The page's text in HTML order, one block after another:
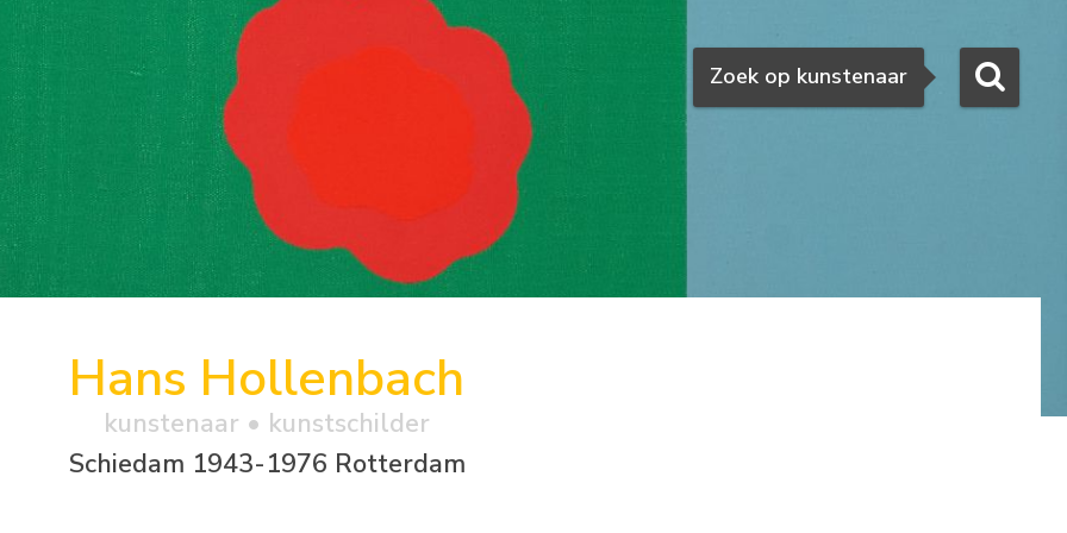
Zoeken
Zoek op kunstenaar
Hans Hollenbach
kunstenaar • kunstschilder
Schiedam 1943-1976 Rotterdam